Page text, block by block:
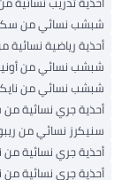
شبشب نسائي من
أحذية رياضية نسائية
شبشب نسائي من
شبشب نسائي من
أحذية جري نسائية من
سنيكرز نسائي من
أحذية جري نسائية من
أحذية جري نسائية من